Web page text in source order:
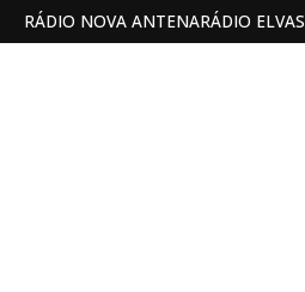
RÁDIO NOVA ANTENARÁDIO ELVAS